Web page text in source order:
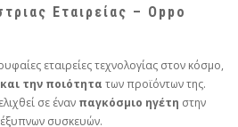
Εταιρείας – Oppo
εταιρείες τεχνολογίας στον κόσμο,
την ποιότητα των προϊόντων της.
σε έναν παγκόσμιο ηγέτη στην
συσκευών.